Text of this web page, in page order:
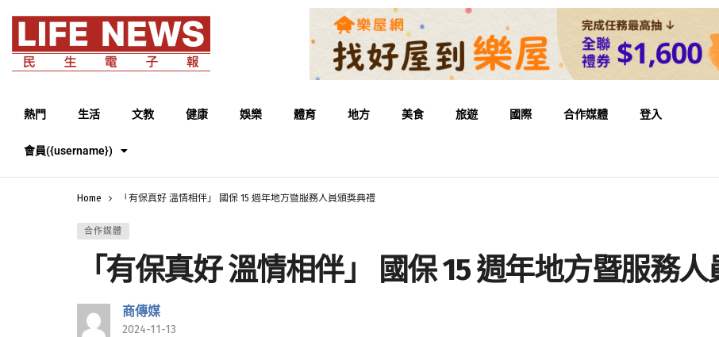
熱門 生活 文教 健康 娛樂 體育 地方 美食 旅遊 國際 合作媒體 登入
會員({username})
Home 「有保真好 溫情相伴」 國保 15 週年地方暨服務人員頒獎典禮
合作媒體
「有保真好 溫情相伴」 國保 15 週年地方暨服務
商傳媒
2024-11-13